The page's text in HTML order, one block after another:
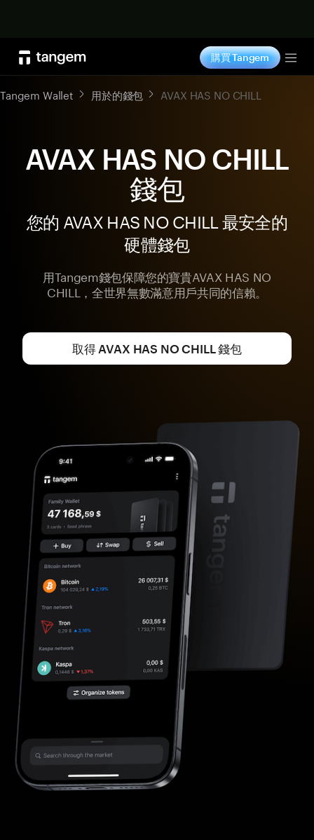
購買 Tangem
Tangem Wallet 用於的錢包 AVAX HAS NO CHILL
AVAX HAS NO CHILL
錢包
您的 AVAX HAS NO CHILL 最安全的
硬體錢包
用Tangem錢包保障您的寶貴AVAX HAS NO
CHILL，全世界無數滿意用戶共同的信賴。
取得 AVAX HAS NO CHILL 錢包